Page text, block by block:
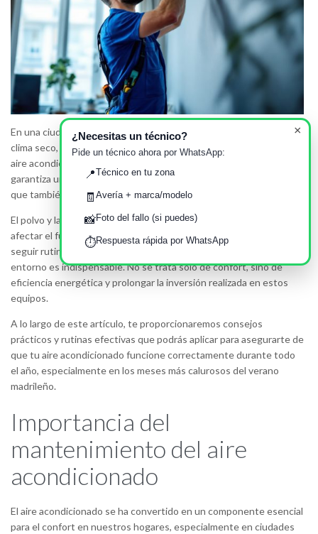
En una ciudad como Madrid, conocida por sus veranos calurosos y
clima seco, mantener en óptimas condiciones nuestro sistema de
aire acondicionado es crucial. Un buen mantenimiento no solo
garantiza un ambiente confortable en el hogar o en la oficina, sino
que también puede ayudar a alargar la vida útil del aparato.
El polvo y la baja humedad características de Madrid pueden
afectar el funcionamiento de nuestro aire acondicionado. Por eso,
seguir rutinas de mantenimiento específicas y adaptadas a este
entorno es indispensable. No se trata solo de confort, sino de
eficiencia energética y prolongar la inversión realizada en estos
equipos.
A lo largo de este artículo, te proporcionaremos consejos
prácticos y rutinas efectivas que podrás aplicar para asegurarte de
que tu aire acondicionado funcione correctamente durante todo
el año, especialmente en los meses más calurosos del verano
madrileño.
Importancia del
mantenimiento del aire
acondicionado
El aire acondicionado se ha convertido en un componente esencial
para el confort en nuestros hogares, especialmente en ciudades
×
¿Necesitas un técnico?
Pide un técnico ahora por WhatsApp:
📍Técnico en tu zona
🧾 Avería + marca/modelo
📸Foto del fallo (si puedes)
⏱️Respuesta rápida por WhatsApp